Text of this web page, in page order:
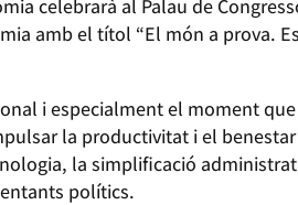
celebrarà al Palau de
amb el títol “El món a prova.
i especialment el moment
la productivitat i el
la simplificació
polítics.